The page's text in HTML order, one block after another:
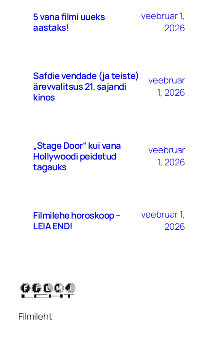
5 vana filmi uueks
aastaks!
veebruar 1,
2026
Safdie vendade (ja teiste)
ärevvalitsus 21. sajandi
kinos
veebruar
1, 2026
„Stage Door“ kui vana
Hollywoodi peidetud
tagauks
veebruar
1, 2026
Filmilehe horoskoop –
LEIA END!
veebruar 1,
2026
Filmileht